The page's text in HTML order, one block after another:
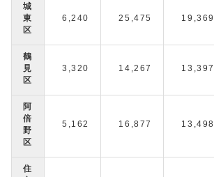
城
東
区
6,240 25,475 19,369
鶴
見
区
3,320 14,267 13,397
阿
倍
野
区
5,162 16,877 13,498
住